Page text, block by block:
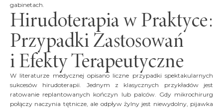
gabinetach.
Hirudoterapia w Praktyce:
Przypadki Zastosowań
i Efekty Terapeutyczne
W literaturze medycznej opisano liczne przypadki spektakularnych
sukcesów hirudoterapii. Jednym z klasycznych przykładów jest
ratowanie replantowanych kończyn lub palców. Gdy mikrochirurg
połączy naczynia tętnicze, ale odpływ żylny jest niewydolny, pijawka